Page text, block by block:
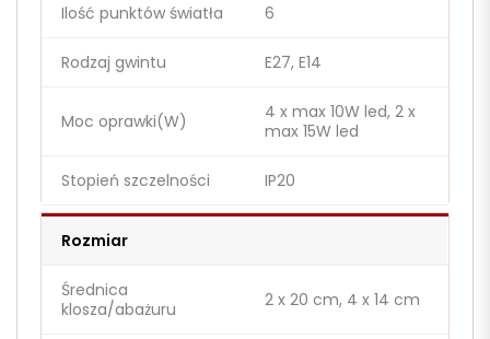
Ilość punktów światła 6
Rodzaj gwintu E27, E14
Moc oprawki(W)
4 x max 10W led, 2 x
max 15W led
Stopień szczelności IP20
Rozmiar
Średnica
klosza/abażuru
2 x 20 cm, 4 x 14 cm